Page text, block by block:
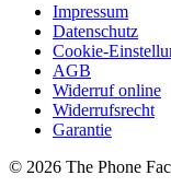
Impressum
Datenschutz
Cookie-
AGB
Widerruf online
Widerrufsrecht
Garantie
© 2026 The Phone